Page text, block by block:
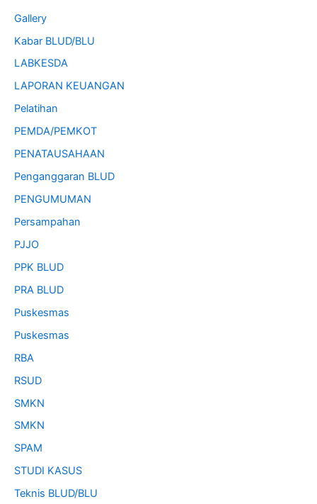
Gallery
Kabar BLUD/BLU
LABKESDA
LAPORAN KEUANGAN
Pelatihan
PEMDA/PEMKOT
PENATAUSAHAAN
Penganggaran BLUD
PENGUMUMAN
Persampahan
PJJO
PPK BLUD
PRA BLUD
Puskesmas
Puskesmas
RBA
RSUD
SMKN
SMKN
SPAM
STUDI KASUS
Teknis BLUD/BLU